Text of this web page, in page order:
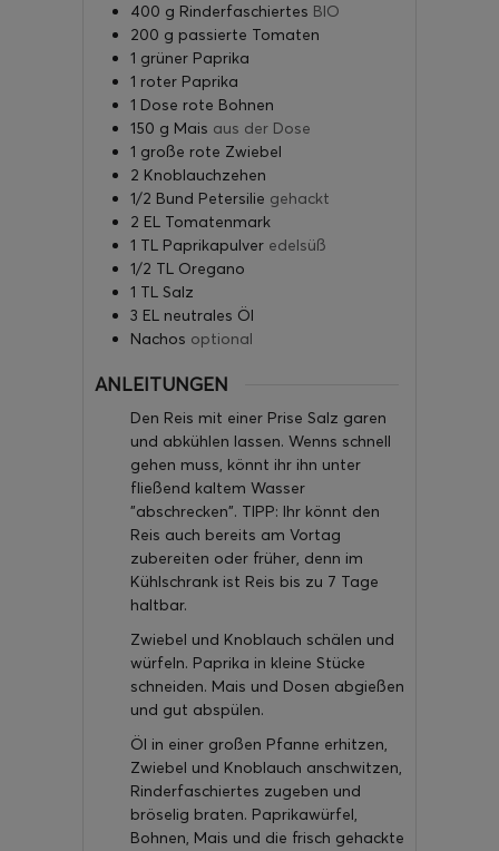
400 g Rinderfaschiertes BIO
200 g passierte Tomaten
1 grüner Paprika
1 roter Paprika
1 Dose rote Bohnen
150 g Mais aus der Dose
1 große rote Zwiebel
2 Knoblauchzehen
1/2 Bund Petersilie gehackt
2 EL Tomatenmark
1 TL Paprikapulver edelsüß
1/2 TL Oregano
1 TL Salz
3 EL neutrales Öl
Nachos optional
ANLEITUNGEN
Den Reis mit einer Prise Salz garen
und abkühlen lassen. Wenns schnell
gehen muss, könnt ihr ihn unter
fließend kaltem Wasser
"abschrecken". TIPP: Ihr könnt den
Reis auch bereits am Vortag
zubereiten oder früher, denn im
Kühlschrank ist Reis bis zu 7 Tage
haltbar.
Zwiebel und Knoblauch schälen und
würfeln. Paprika in kleine Stücke
schneiden. Mais und Dosen abgießen
und gut abspülen.
Öl in einer großen Pfanne erhitzen,
Zwiebel und Knoblauch anschwitzen,
Rinderfaschiertes zugeben und
bröselig braten. Paprikawürfel,
Bohnen, Mais und die frisch gehackte